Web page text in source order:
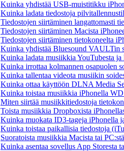
Kuinka yhdistää USB-muistitikku
Kuinka ladata tiedostoja
Tiedostojen siirtäminen langattomasti
Tiedostojen siirtäminen Macista
Tiedostojen siirtäminen tietokoneelta
Kuinka yhdistää Bluesound VAULTin
Kuinka ladata musiikkia YouTubesta
Kuinka irrottaa kolmannen osapuolen
Kuinka tallentaa videota musiikin
Kuinka ottaa käyttöön DLNA Media
Kuinka toistaa musiikkia iPhonella
Miten siirtää musiikkitiedostoja
Toista musiikkia Dropboxista
Kuinka muokata ID3-tageja iPhonella
Kuinka toistaa paikallisia tiedostoja
Suoratoista musiikkia Macista tai
Kuinka asentaa sovellus App Storesta